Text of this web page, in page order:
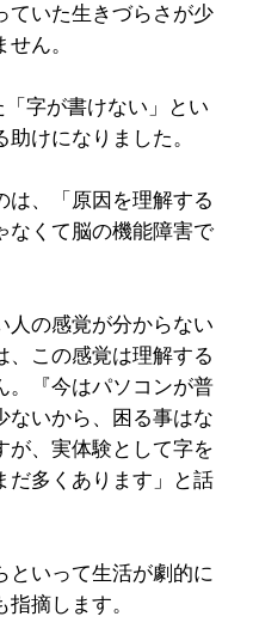
ていた生きづらさが少
ん。
字が書けない」とい
けになりました。
は、「原因を理解する
なくて脳の機能障害で
人の感覚が分からない
、この感覚は理解する
。『今はパソコンが普
ないから、困る事はな
が、実体験として字を
だ多くあります」と話
といって生活が劇的に
摘します。